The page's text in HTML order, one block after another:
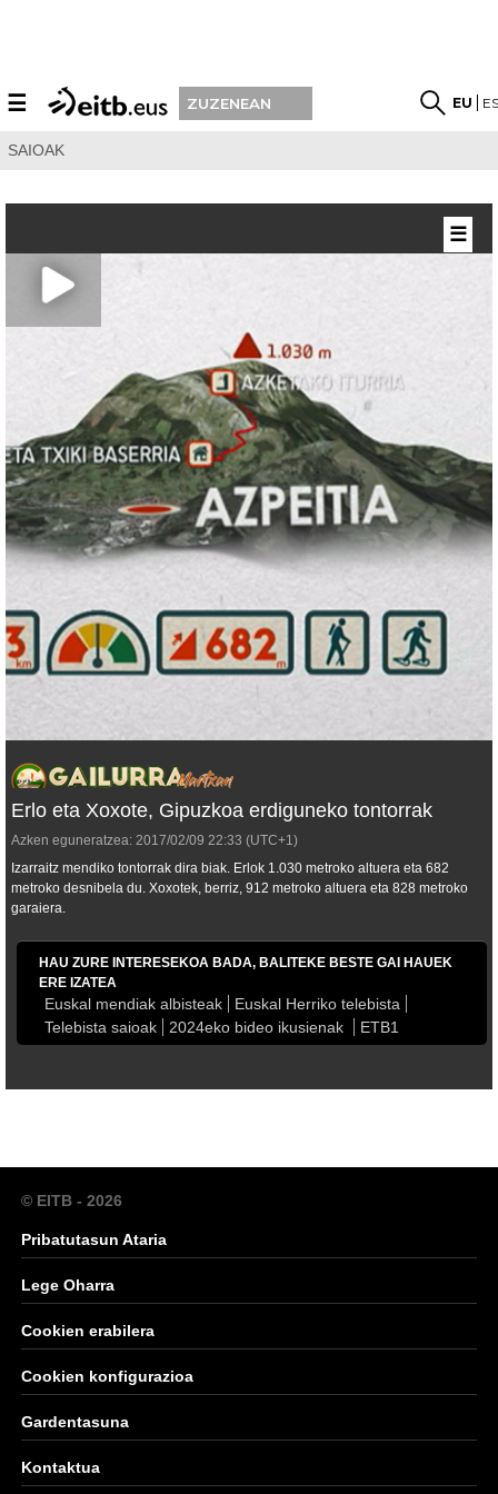
☰ ZUZENEAN EU
SAIOAK
Erlo eta Xoxote, Gipuzkoa erdiguneko tontorrak
Azken eguneratzea: 2017/02/09 22:33 (UTC+1)
Izarraitz mendiko tontorrak dira biak. Erlok 1.030 metroko altuera eta 682
metroko desnibela du. Xoxotek, berriz, 912 metroko altuera eta 828 metroko
garaiera.
HAU ZURE INTERESEKOA BADA, BALITEKE BESTE GAI HAUEK
ERE IZATEA
Euskal mendiak albisteak
Euskal Herriko telebista
Telebista saioak
2024eko bideo ikusienak ETB1
☰
© EITB - 2026
Pribatutasun Ataria
Lege Oharra
Cookien erabilera
Cookien konfigurazioa
Gardentasuna
Kontaktua